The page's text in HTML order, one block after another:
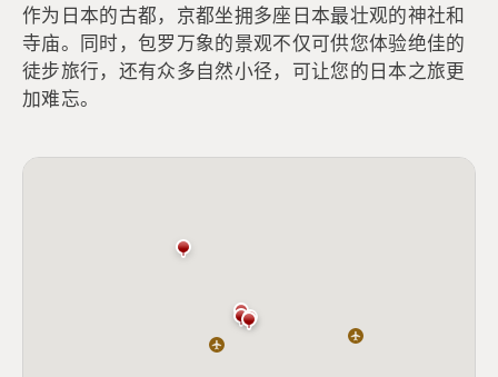
作为日本的古都，京都坐拥多座日本最壮观的神社和
寺庙。同时，包罗万象的景观不仅可供您体验绝佳的
徒步旅行，还有众多自然小径，可让您的日本之旅更
加难忘。